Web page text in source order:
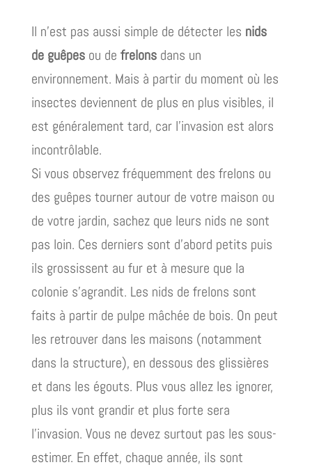
Il n’est pas aussi simple de détecter les nids
de guêpesou de frelonsdans un
environnement. Mais à partir du moment où les
insectes deviennent de plus en plus visibles, il
est généralement tard, car l’invasion est alors
incontrôlable.
Si vous observez fréquemment des frelons ou
des guêpes tourner autour de votre maison ou
de votre jardin, sachez que leurs nids ne sont
pas loin. Ces derniers sont d’abord petits puis
ils grossissent au fur et à mesure que la
colonie s’agrandit. Les nids de frelons sont
faits à partir de pulpe mâchée de bois. On peut
les retrouver dans les maisons (notamment
dans la structure), en dessous des glissières
et dans les égouts. Plus vous allez les ignorer,
plus ils vont grandir et plus forte sera
l’invasion. Vous ne devez surtout pas les sous-
estimer. En effet, chaque année, ils sont